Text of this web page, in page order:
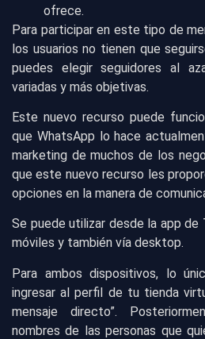
ofrece.
Para participar en este tipo de
los usuarios no tienen que
puedes elegir seguidores al
variadas y más objetivas.
Este nuevo recurso puede
que WhatsApp lo hace
marketing de muchos de los
que este nuevo recurso les
opciones en la manera de
Se puede utilizar desde la app
móviles y también vía desktop.
Para ambos dispositivos, lo
ingresar al perfil de tu tienda
mensaje directo”.
nombres de las personas que